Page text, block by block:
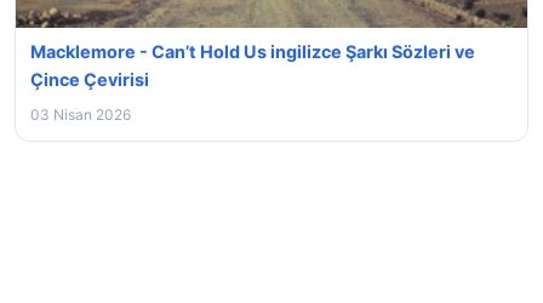
Macklemore - Can’t Hold Us ingilizce Şarkı Sözleri ve
Çince Çevirisi
03 Nisan 2026